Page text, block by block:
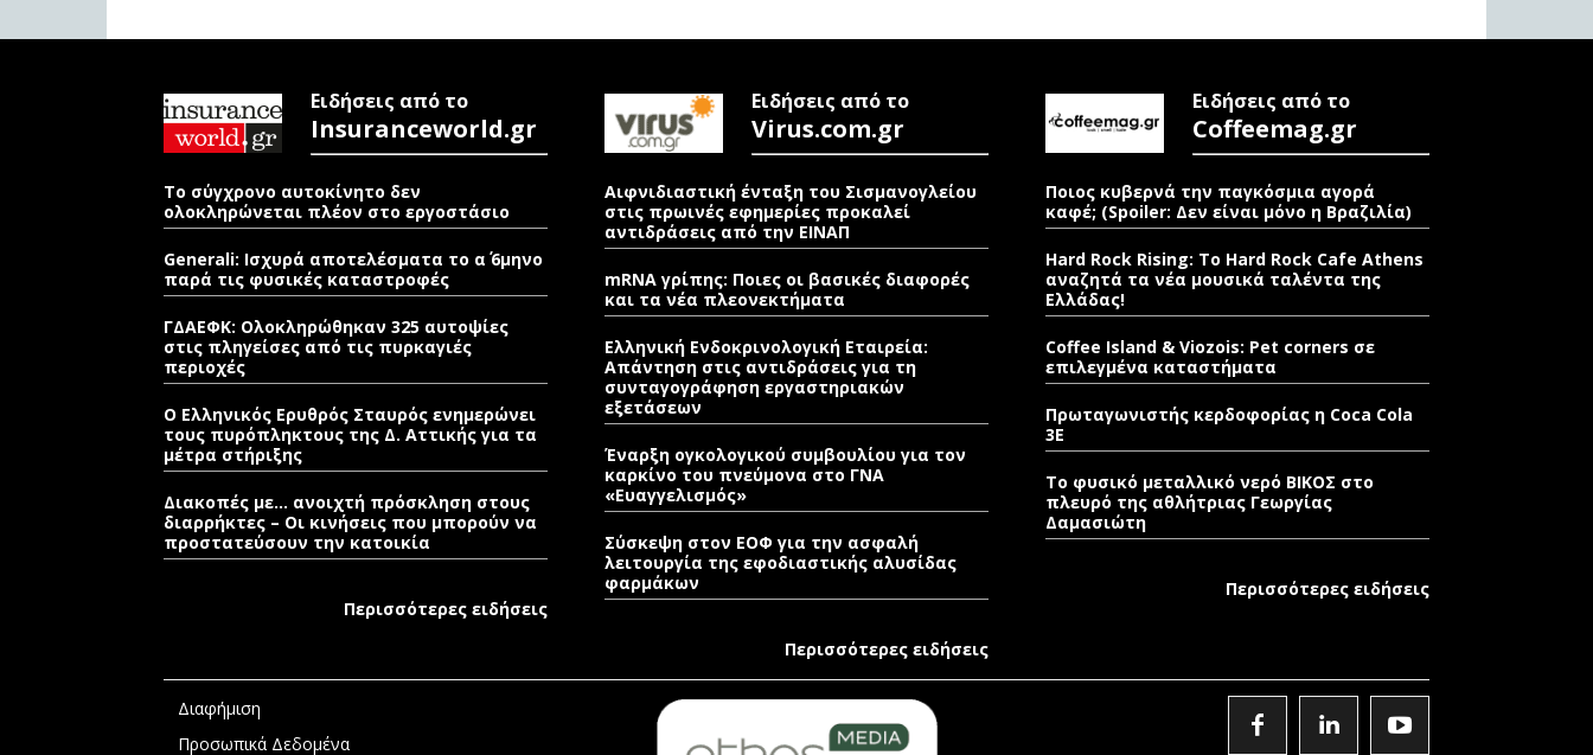
Ειδήσεις από το
Insuranceworld.gr
Το σύγχρονο αυτοκίνητο δεν
ολοκληρώνεται πλέον στο εργοστάσιο
Generali: Ισχυρά αποτελέσματα το α΄ 6μηνο
παρά τις φυσικές καταστροφές
ΓΔΑΕΦΚ: Ολοκληρώθηκαν 325 αυτοψίες
στις πληγείσες από τις πυρκαγιές
περιοχές
Ο Ελληνικός Ερυθρός Σταυρός ενημερώνει
τους πυρόπληκτους της Δ. Αττικής για τα
μέτρα στήριξης
Διακοπές με… ανοιχτή πρόσκληση στους
διαρρήκτες – Οι κινήσεις που μπορούν να
προστατεύσουν την κατοικία
Περισσότερες ειδήσεις
Ειδήσεις από το
Virus.com.gr
Αιφνιδιαστική ένταξη του Σισμανογλείου
στις πρωινές εφημερίες προκαλεί
αντιδράσεις από την ΕΙΝΑΠ
mRNA γρίπης: Ποιες οι βασικές διαφορές
και τα νέα πλεονεκτήματα
Ελληνική Ενδοκρινολογική Εταιρεία:
Απάντηση στις αντιδράσεις για τη
συνταγογράφηση εργαστηριακών
εξετάσεων
Έναρξη ογκολογικού συμβουλίου για τον
καρκίνο του πνεύμονα στο ΓΝΑ
«Ευαγγελισμός»
Σύσκεψη στον ΕΟΦ για την ασφαλή
λειτουργία της εφοδιαστικής αλυσίδας
φαρμάκων
Περισσότερες ειδήσεις
Ειδήσεις από το
Coffeemag.gr
Ποιος κυβερνά την παγκόσμια αγορά
καφέ; (Spoiler: Δεν είναι μόνο η Βραζιλία)
Hard Rock Rising: Το Hard Rock Cafe Athens
αναζητά τα νέα μουσικά ταλέντα της
Ελλάδας!
Coffee Island & Viozois: Pet corners σε
επιλεγμένα καταστήματα
Πρωταγωνιστής κερδοφορίας η Coca Cola
3E
Το φυσικό μεταλλικό νερό ΒΙΚΟΣ στο
πλευρό της αθλήτριας Γεωργίας
Δαμασιώτη
Περισσότερες ειδήσεις
Διαφήμιση
Προσωπικά Δεδομένα